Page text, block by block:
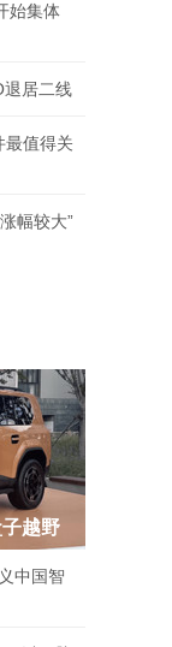
始集体
退居二线
最值得关
幅较大”
越野
中国智